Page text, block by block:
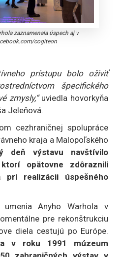
zaznamenala úspech aj v
cogiteon
prístupu bolo oživiť
špecifického
zmysly,“uviedla hovorkyňa
Jeleňová.
cezhraničnej spolupráce
kraja a Malopoľského
deň výstavu navštívilo
opätovne zdôraznili
pri realizácii úspešného
umenia Anyho Warhola v
pre rekonštrukciu
diela cestujú po Európe.
v roku 1991 múzeum